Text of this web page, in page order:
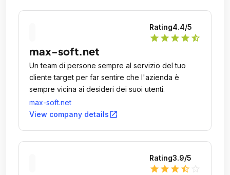
identico a prima: lì allora ho capito di essere stato
ingannato e ho chiesto spiegazioni, tanto più che
dal log di Wordpress potevo vedere solo 2
interventi nell'arco di un'ora e poi più nulla. Ma il
signor Erick non ha voluto/saputo spiegarmi come
possa avere impiegato 8 ore per una mera
operazione di rollback... SCONSIGLIO A TUTTI
QUESTA WEB AGENCY!!
Rating4.4/5
star star star star star_half
max-soft.net
Un team di persone sempre al servizio del tuo
cliente target per far sentire che l'azienda è
sempre vicina ai desideri dei suoi utenti.
max-soft.net
View company detailsopen_in_new
Rating3.9/5
star star star star_half